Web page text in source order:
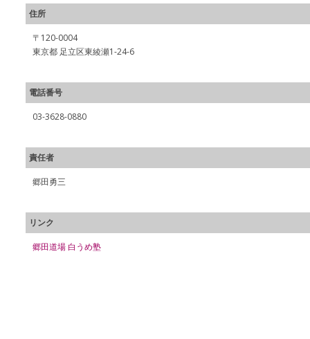
住所
〒120-0004
東京都 足立区東綾瀬1-24-6
電話番号
03-3628-0880
責任者
郷田勇三
リンク
郷田道場 白うめ塾